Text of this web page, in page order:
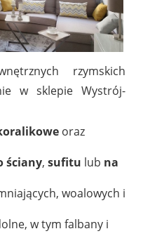
rzymskich
w sklepie Wystrój-
oraz
ściany, sufitu lub na
woalowych i
w tym falbany i